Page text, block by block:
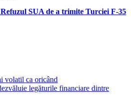
SUA de a trimite Turciei F-35
volatil ca oricând
legăturile financiare dintre